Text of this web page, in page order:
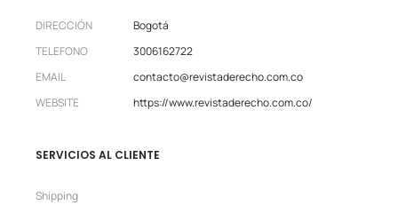
DIRECCIÓN
Bogotá
TELEFONO
3006162722
EMAIL
contacto@revistaderecho.com.co
WEBSITE
https://www.revistaderecho.com.co/
SERVICIOS AL CLIENTE
Shipping